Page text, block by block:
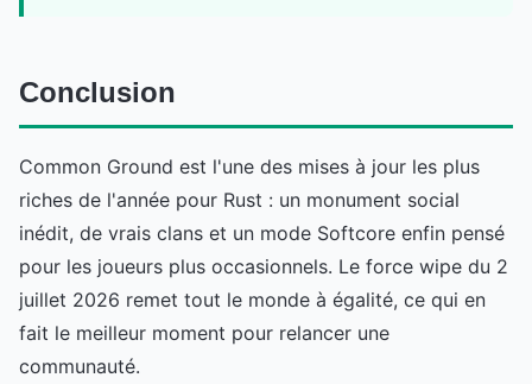
Conclusion
Common Ground est l'une des mises à jour les plus
riches de l'année pour Rust : un monument social
inédit, de vrais clans et un mode Softcore enfin pensé
pour les joueurs plus occasionnels. Le force wipe du 2
juillet 2026 remet tout le monde à égalité, ce qui en
fait le meilleur moment pour relancer une
communauté.